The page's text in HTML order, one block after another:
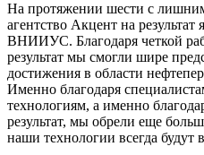
На протяжении шести с
агентство Акцент на
ВНИИУС. Благодаря четкой
результат мы смогли шире
достижения в области
Именно благодаря
технологиям, а именно
результат, мы обрели еще
наши технологии всегда будут